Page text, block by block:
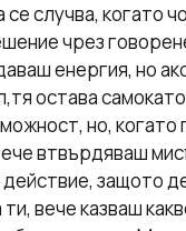
случва, когато
чрез
енергия, но
остава
но, когато
втвърдяваш
защото
вече казваш